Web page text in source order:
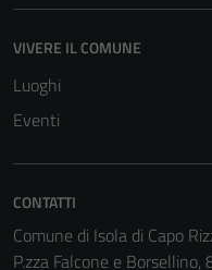
VIVERE IL COMUNE
Luoghi
Eventi
CONTATTI
Comune di Isola di Capo
P.zza Falcone e